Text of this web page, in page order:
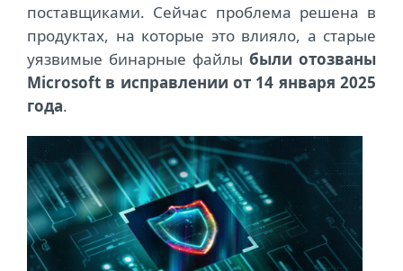
поставщиками. Сейчас проблема решена в
продуктах, на которые это влияло, а старые
уязвимые бинарные файлы были отозваны
Microsoft в исправлении от 14 января 2025
года.